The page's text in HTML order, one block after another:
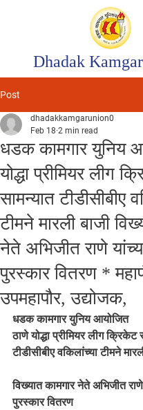
Dhadak
Post
धडक कामगार युनिय
योद्धा प्रीमियर लीग
सामन्यात टीडीसीबीए
टीमने मारली बाजी
नेते अभिजीत राणे
पुरस्कार वितरण *
उपमहापौर, उद्योजक,
dhadakkamgarunion0
Feb 18 2 min read
धडक कामगार युनिय आयोजित
ठाणे योद्धा प्रीमियर लीग क्रिकेट
टीडीसीबीए वकिलांच्या टीमने
विख्यात कामगार नेते अभिजीत
पुरस्कार वितरण